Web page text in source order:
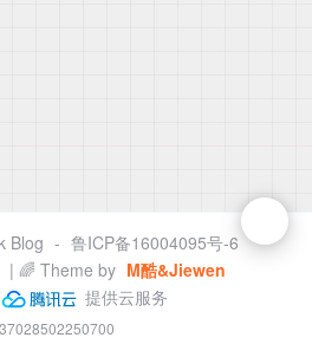
Blog - 鲁ICP备16004095号-6
| 🌈 Theme by M酷&Jiewen
提供云服务
37028502250700